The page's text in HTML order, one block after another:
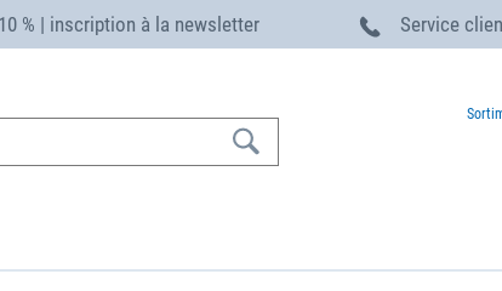
10 % | inscription à la newsletter Service